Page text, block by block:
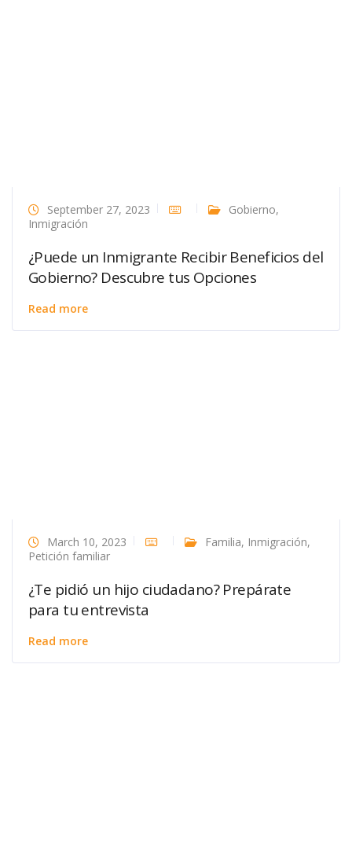
September 27, 2023 Gobierno,
Inmigración
¿Puede un Inmigrante Recibir Beneficios del
Gobierno? Descubre tus Opciones
Read more
March 10, 2023 Familia, Inmigración,
Petición familiar
¿Te pidió un hijo ciudadano? Prepárate
para tu entrevista
Read more